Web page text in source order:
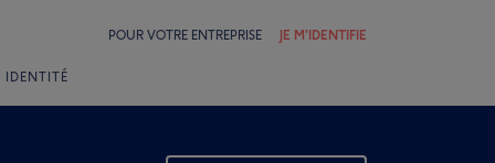
POUR VOTRE ENTREPRISE JE M'IDENTIFIE
IDENTITÉ